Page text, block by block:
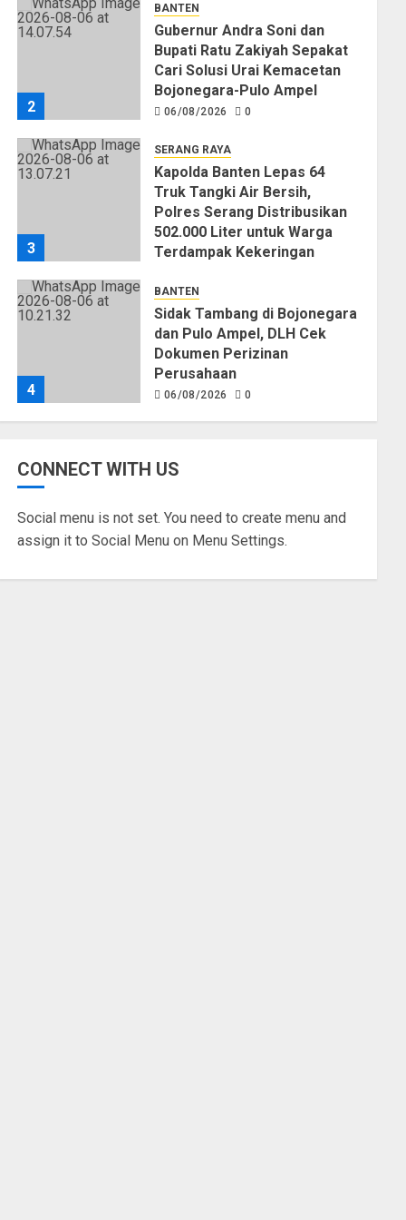
2
BANTEN
Gubernur Andra Soni dan
Bupati Ratu Zakiyah Sepakat
Cari Solusi Urai Kemacetan
Bojonegara-Pulo Ampel
06/08/2026 0
3
SERANG RAYA
Kapolda Banten Lepas 64
Truk Tangki Air Bersih,
Polres Serang Distribusikan
502.000 Liter untuk Warga
Terdampak Kekeringan
4
BANTEN
Sidak Tambang di Bojonegara
dan Pulo Ampel, DLH Cek
Dokumen Perizinan
Perusahaan
06/08/2026 0
Pemkot Tangsel Matangkan
05/08/2026 0
CONNECT WITH US
Social menu is not set. You need to create menu and
assign it to Social Menu on Menu Settings.